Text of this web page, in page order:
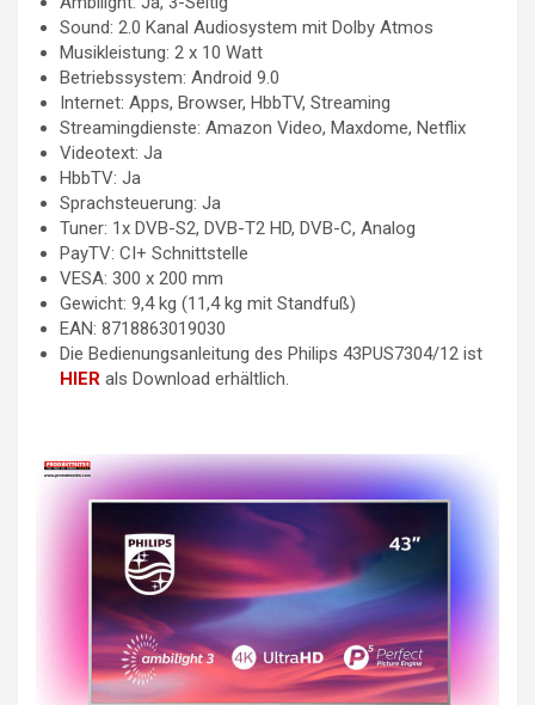
Sound: 2.0 Kanal Audiosystem mit Dolby Atmos
Musikleistung: 2 x 10 Watt
Betriebssystem: Android 9.0
Internet: Apps, Browser, HbbTV, Streaming
Streamingdienste: Amazon Video, Maxdome, Netflix
Videotext: Ja
HbbTV: Ja
Sprachsteuerung: Ja
Tuner: 1x DVB-S2, DVB-T2 HD, DVB-C, Analog
PayTV: CI+ Schnittstelle
VESA: 300 x 200 mm
Gewicht: 9,4 kg (11,4 kg mit Standfuß)
EAN: 8718863019030
Die Bedienungsanleitung des Philips 43PUS7304/12 ist
HIER als Download erhältlich.